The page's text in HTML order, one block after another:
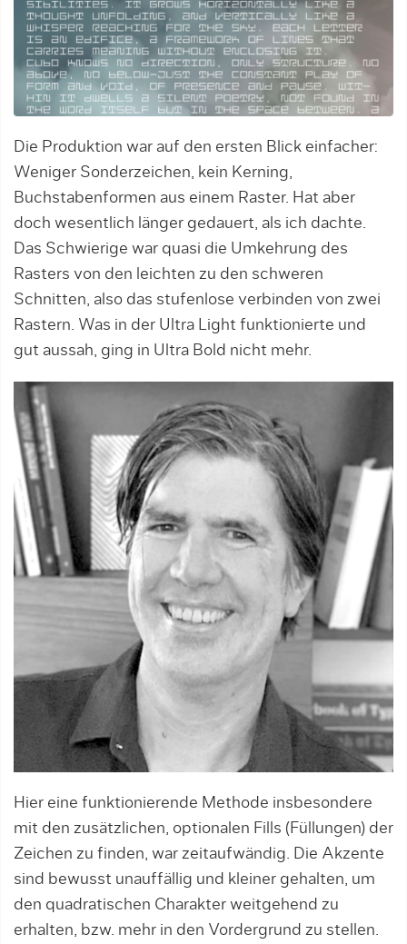
Die Produktion war auf den ersten Blick einfacher:
Weniger Sonderzeichen, kein Kerning,
Buchstabenformen aus einem Raster. Hat aber
doch wesentlich länger gedauert, als ich dachte.
Das Schwierige war quasi die Umkehrung des
Rasters von den leichten zu den schweren
Schnitten, also das stufenlose verbinden von zwei
Rastern. Was in der Ultra Light funktionierte und
gut aussah, ging in Ultra Bold nicht mehr.
Hier eine funktionierende Methode insbesondere
mit den zusätzlichen, optionalen Fills (Füllungen) der
Zeichen zu finden, war zeitaufwändig. Die Akzente
sind bewusst unauffällig und kleiner gehalten, um
den quadratischen Charakter weitgehend zu
erhalten, bzw. mehr in den Vordergrund zu stellen.